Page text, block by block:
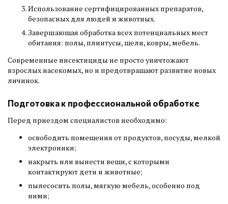
Использование сертифицированных препаратов,
безопасных для людей и животных.
Завершающая обработка всех потенциальных мест
обитания: полы, плинтусы, щели, ковры, мебель.
Современные инсектициды не просто уничтожают
взрослых насекомых, но и предотвращают развитие новых
личинок.
Подготовка к профессиональной обработке
Перед приездом специалистов необходимо:
освободить помещения от продуктов, посуды, мелкой
электроники;
накрыть или вынести вещи, с которыми
контактируют дети и животные;
пылесосить полы, мягкую мебель, особенно под
ними;